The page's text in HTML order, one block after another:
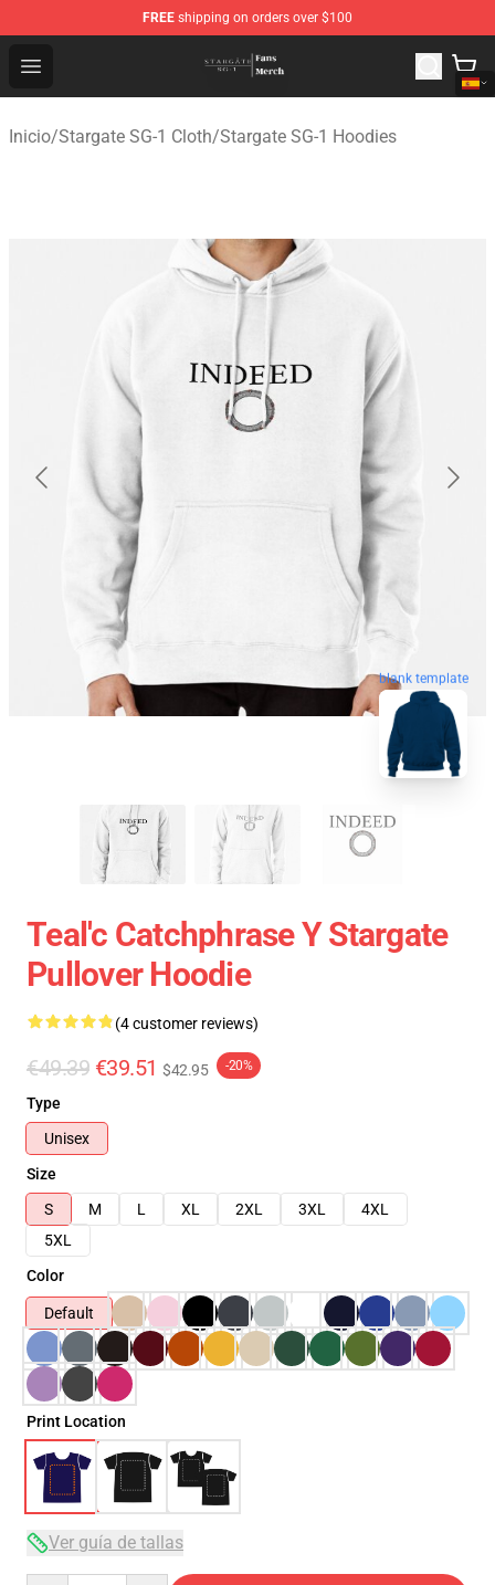
FREE shipping on orders over $100
Open menu
Stargate SG-1 Store - Official Stargate SG-1
Inicio/Stargate SG-1 Cloth/Stargate SG-1 Hoodies
blank template
Teal'c Catchphrase Y Stargate
Pullover Hoodie
(4 customer reviews)
€49.39 €39.51 $42.95 -20%
Type
Unisex
Size
S
M L XL 2XL 3XL
4XL
5XL
Color
Default
Print Location
Ver guía de tallas